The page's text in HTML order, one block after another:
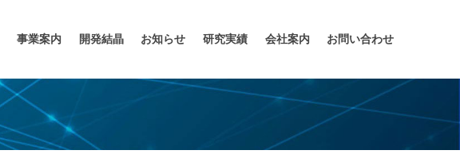
事業案内 開発結晶 お知らせ 研究実績 会社案内 お問い合わせ